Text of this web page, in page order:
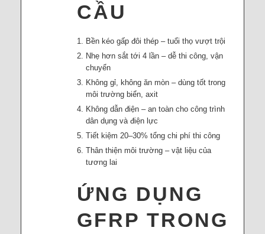
CẦU
Bền kéo gấp đôi thép – tuổi thọ vượt trội
Nhẹ hơn sắt tới 4 lần – dễ thi công, vận
chuyển
Không gỉ, không ăn mòn – dùng tốt trong
môi trường biển, axit
Không dẫn điện – an toàn cho công trình
dân dụng và điện lực
Tiết kiệm 20–30% tổng chi phí thi công
Thân thiện môi trường – vật liệu của
tương lai
ỨNG DỤNG
GFRP TRONG